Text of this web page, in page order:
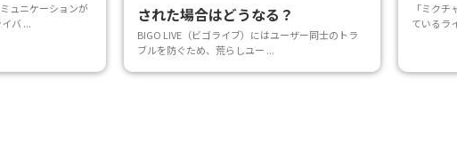
ュニケーションが
バ ...
された場合はどうなる？
BIGO LIVE（ビゴライブ）にはユーザー同士のトラ
ブルを防ぐため、荒らしユー ...
「ミク
ているラ